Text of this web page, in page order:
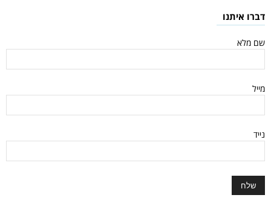
דברו איתנו
שם מלא
מייל
נייד